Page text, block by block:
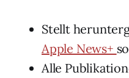
Stellt
Apple News+
Alle